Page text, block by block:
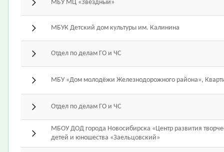
МБУ МЦ «Звёздный»
МБУК Детский дом культуры им. Калинина
Отдел по делам ГО и ЧС
МБУ «Дом молодёжи Железнодорожного района»,
Отдел по делам ГО и ЧС
МБОУ ДОД города Новосибирска «Центр развития
детей и юношества «Заельцовский»